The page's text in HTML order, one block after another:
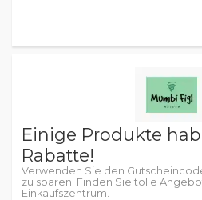
Einige Produkte
Rabatte!
Verwenden Sie den
zu sparen. Finden Sie tolle
Einkaufszentrum.